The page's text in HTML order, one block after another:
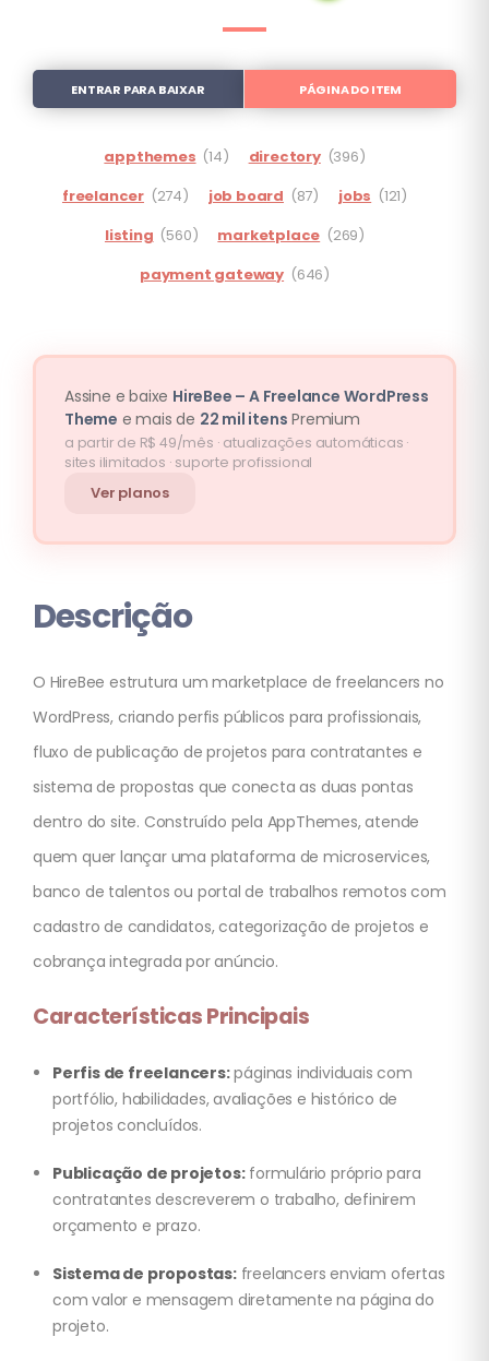
ENTRAR PARA BAIXAR PÁGINA DO ITEM
appthemes (14) directory (396)
freelancer (274) job board (87) jobs (121)
listing (560) marketplace (269)
payment gateway (646)
Assine e baixe HireBee – A Freelance WordPress
Theme e mais de 22 mil itens Premium
a partir de R$ 49/mês · atualizações automáticas ·
sites ilimitados · suporte profissional
Ver planos
Descrição
O HireBee estrutura um marketplace de freelancers no
WordPress, criando perfis públicos para profissionais,
fluxo de publicação de projetos para contratantes e
sistema de propostas que conecta as duas pontas
dentro do site. Construído pela AppThemes, atende
quem quer lançar uma plataforma de microservices,
banco de talentos ou portal de trabalhos remotos com
cadastro de candidatos, categorização de projetos e
cobrança integrada por anúncio.
Características Principais
Perfis de freelancers:páginas individuais com
portfólio, habilidades, avaliações e histórico de
projetos concluídos.
Publicação de projetos:formulário próprio para
contratantes descreverem o trabalho, definirem
orçamento e prazo.
Sistema de propostas:freelancers enviam ofertas
com valor e mensagem diretamente na página do
projeto.